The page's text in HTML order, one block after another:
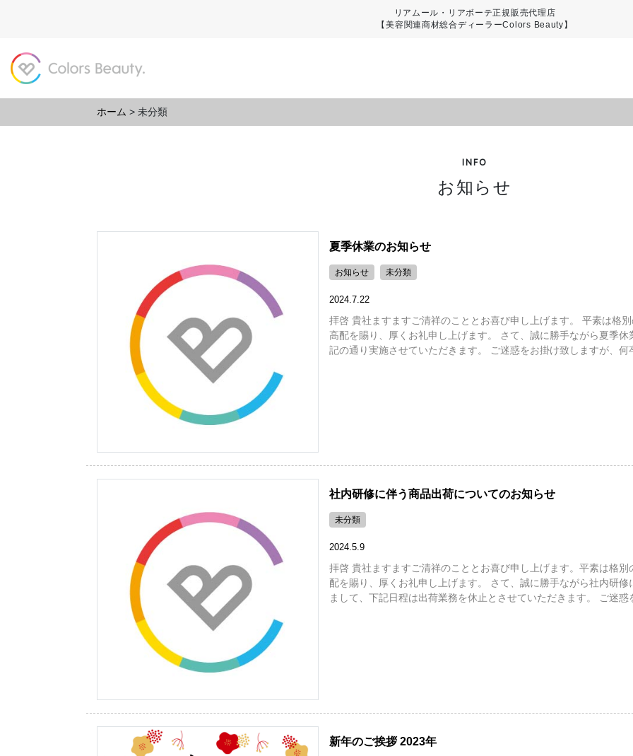
リアムール・リアボーテ正規販売代理店
【美容関連商材総合ディーラーColors Beauty】
ホーム > 未分類
INFO
お知らせ
夏季休業のお知らせ
お知らせ 未分類
2024.7.22
拝啓 貴社ますますご清祥のこととお喜び申し上げます。 平素は格
高配を賜り、厚くお礼申し上げます。 さて、誠に勝手ながら夏季休
記の通り実施させていただきます。 ご迷惑をお掛け致しますが、
社内研修に伴う商品出荷についてのお知らせ
未分類
2024.5.9
拝啓 貴社ますますご清祥のこととお喜び申し上げます。平素は格別
配を賜り、厚くお礼申し上げます。 さて、誠に勝手ながら社内研修
まして、下記日程は出荷業務を休止とさせていただきます。 ご迷
新年のご挨拶 2023年